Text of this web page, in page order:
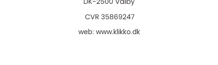
web: www.klikko.dk